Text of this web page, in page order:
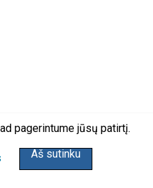
pagerintume jūsų patirtį.
Aš sutinku